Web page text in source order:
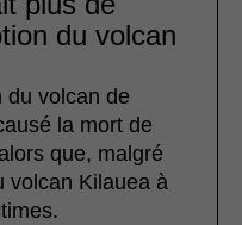
du volcan
du volcan de
la mort de
que, malgré
volcan Kilauea à